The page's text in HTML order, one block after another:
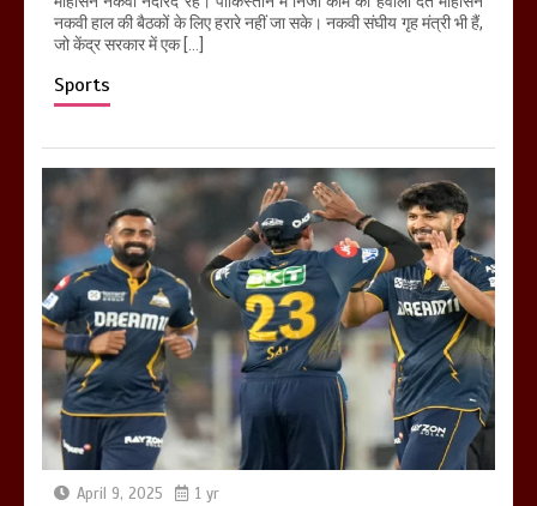
नकवी हाल की बैठकों के लिए हरारे नहीं जा सके। नकवी संघीय गृह मंत्री भी हैं,
जो केंद्र सरकार में एक […]
Sports
April 9, 2025 1 yr